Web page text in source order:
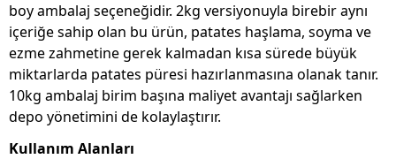
boy ambalaj seçeneğidir. 2kg versiyonuyla birebir aynı
içeriğe sahip olan bu ürün, patates haşlama, soyma ve
ezme zahmetine gerek kalmadan kısa sürede büyük
miktarlarda patates püresi hazırlanmasına olanak tanır.
10kg ambalaj birim başına maliyet avantajı sağlarken
depo yönetimini de kolaylaştırır.
Kullanım Alanları